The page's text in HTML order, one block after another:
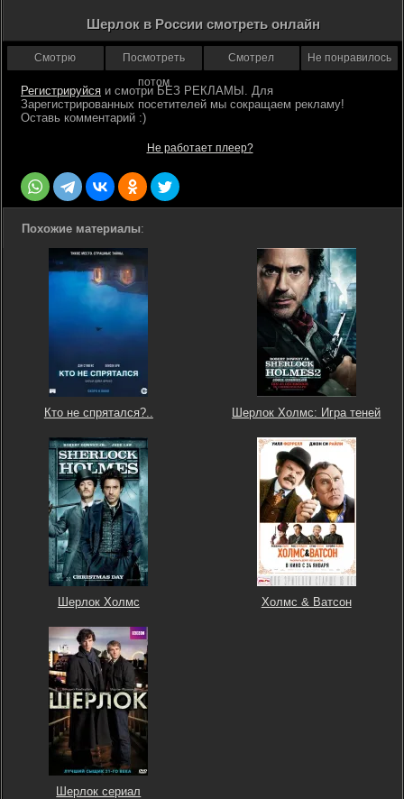
Шерлок в России смотреть онлайн
Смотрю
Посмотреть
потом
Смотрел Не понравилось
Регистрируйся
Не работает плеер?
Похожие материалы:
Кто не спрятался?.. Шерлок Холмс: Игра теней
Шерлок Холмс Холмс & Ватсон
Шерлок сериал